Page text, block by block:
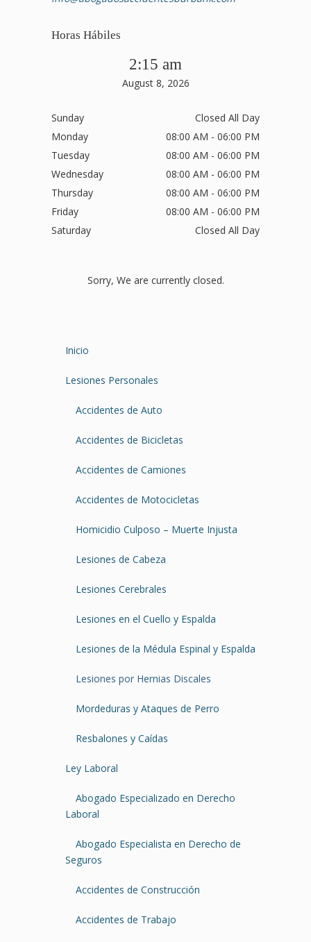
Horas Hábiles
2:15 am
August 8, 2026
Sunday
Closed All Day
Monday
08:00 AM - 06:00 PM
Tuesday
08:00 AM - 06:00 PM
Wednesday
08:00 AM - 06:00 PM
Thursday
08:00 AM - 06:00 PM
Friday
08:00 AM - 06:00 PM
Saturday
Closed All Day
Sorry, We are currently closed.
Inicio
Lesiones Personales
Accidentes de Auto
Accidentes de Bicicletas
Accidentes de Camiones
Accidentes de Motocicletas
Homicidio Culposo – Muerte Injusta
Lesiones de Cabeza
Lesiones Cerebrales
Lesiones en el Cuello y Espalda
Lesiones de la Médula Espinal y Espalda
Lesiones por Hernias Discales
Mordeduras y Ataques de Perro
Resbalones y Caídas
Ley Laboral
Abogado Especializado en Derecho
Laboral
Abogado Especialista en Derecho de
Seguros
Accidentes de Construcción
Accidentes de Trabajo